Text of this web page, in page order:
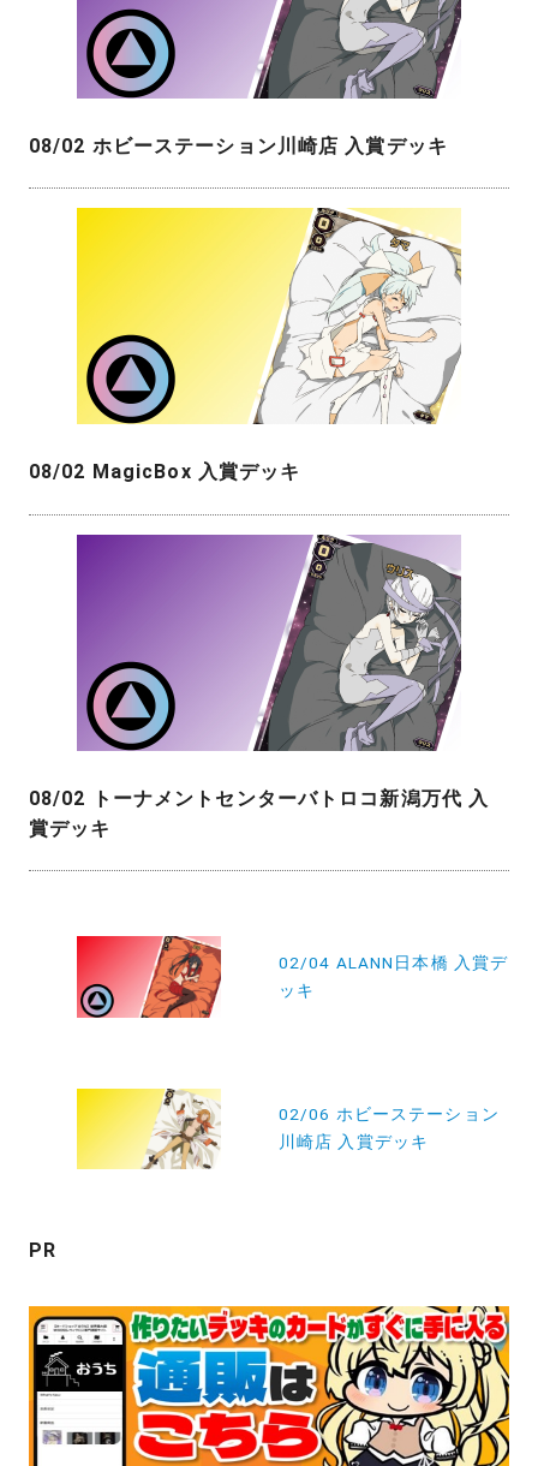
08/02 ホビーステーション川崎店 入賞デッキ
08/02 MagicBox 入賞デッキ
08/02 トーナメントセンターバトロコ新潟万代 入
賞デッキ
ン
02/04 ALANN日本橋 入賞デ
ッキ
02/06 ホビーステーション
川崎店 入賞デッキ
PR